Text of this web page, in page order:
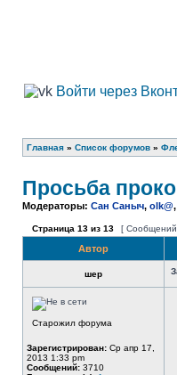
Войти через
Главная » Список форумов »
Просьба
Модераторы: Сан Саныч, olk@,
Страница 13 из 13 [
Автор
шер
Старожил форума
Зарегистрирован: Ср апр 17,
2013 1:33 pm
Сообщений: 3710